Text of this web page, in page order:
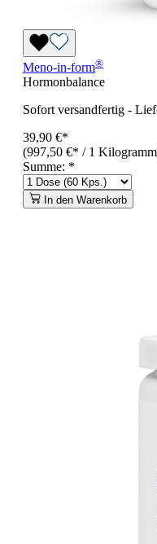
Meno-in-form®
Hormonbalance
Sofort versandfertig -
39,90 €*
(997,50 €* / 1
Summe: *
In den Warenkorb